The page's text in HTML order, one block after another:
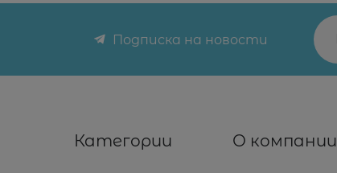
Подписка на новости
Категории О компании